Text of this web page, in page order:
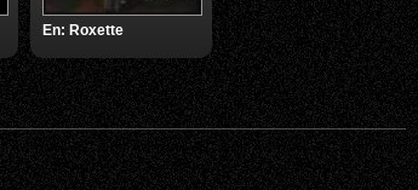
En: Roxette